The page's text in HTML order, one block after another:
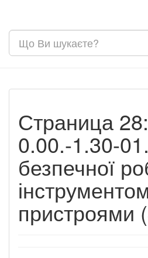
Страница
0.00.-1.30-
безпечної
пристроями